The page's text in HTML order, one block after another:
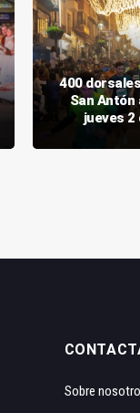
400
San
jueves 2
Sobre